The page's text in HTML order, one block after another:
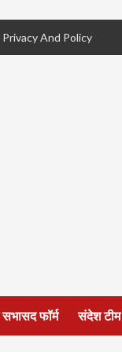
Privacy And Policy
फॉर्म संदेश टीम